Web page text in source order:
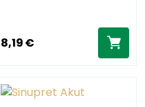
8,19 €